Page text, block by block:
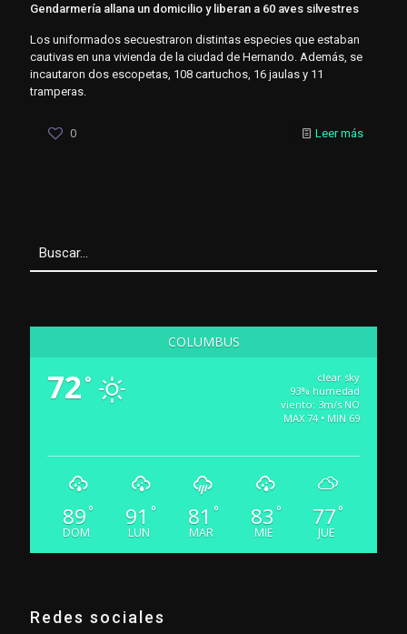
Gendarmería allana un domicilio y liberan a 60 aves silvestres
Los uniformados secuestraron distintas especies que estaban
cautivas en una vivienda de la ciudad de Hernando. Además, se
incautaron dos escopetas, 108 cartuchos, 16 jaulas y 11
tramperas.
0 Leer más
COLUMBUS
72 °
clear sky
93% humedad
viento: 3m/s NO
MAX 74 • MIN 69
89 °
DOM
91 °
LUN
81 °
MAR
83 °
MIE
77 °
JUE
Redes sociales